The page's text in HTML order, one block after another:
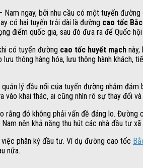
ngay, bởi nhu cầu có một tuyến
có hai tuyến trải dài là đường cao tốc
điểm quốc gia, sau đó đưa ra để Quốc
có tuyến đường cao tốc huyết mạch
thông hàng hóa, lưu thông hành
quản lý đầu nối của tuyến đường nhằm
khai thác, ai cũng nhìn rõ sự thay đổi
đó không phải vấn đề đáng lo.
nên khả năng thu hút các nhà đầu tư xã
phân kỳ đầu tư. Ví dụ đường cao tốc
nữa.